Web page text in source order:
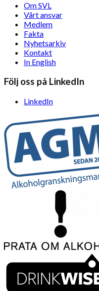
Om SVL
Vårt ansvar
Medlem
Fakta
Nyhetsarkiv
Kontakt
In English
Följ oss på LinkedIn
LinkedIn